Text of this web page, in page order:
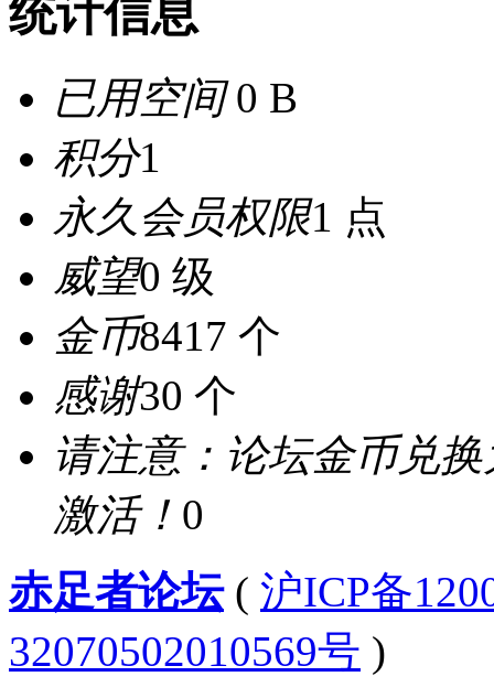
统计信息
已用空间0 B
积分1
永久会员权限1 点
威望0 级
金币8417 个
感谢30 个
请注意：论坛金币兑
激活！ 0
赤足者论坛( 沪ICP备
32070502010569号 )